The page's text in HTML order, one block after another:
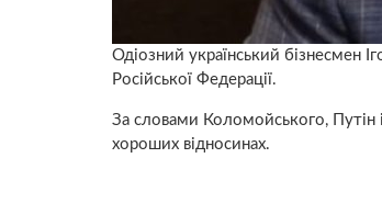
Одіозний український бізнесмен
Російської Федерації.
За словами Коломойського, Путін
хороших відносинах.